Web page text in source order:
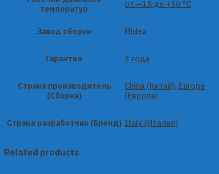
температур
от —15 до +50 °C
Завод сборки Midea
Гарантия 3 года
Страна производитель
(Сборка)
China (Китай), Europe
(Европа)
Страна разработчик (Бренд) Italy (Италия)
Related products